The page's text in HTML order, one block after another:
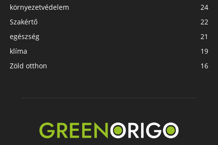
környezetvédelem
24
Szakértő
22
egészség
21
klíma
19
Zöld otthon
16